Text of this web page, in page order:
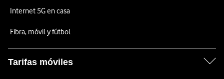
Internet 5G en casa
Fibra, móvil y fútbol
Tarifas móviles